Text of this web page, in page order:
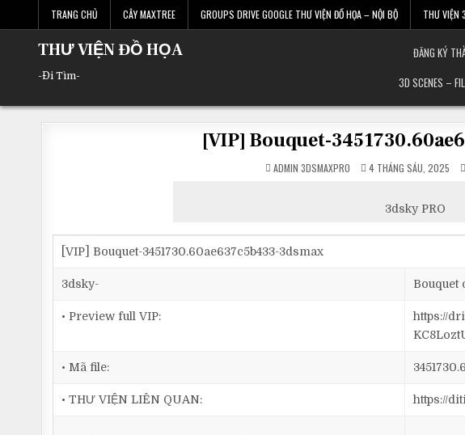
TRANG CHỦ CÂY MAXTREE GROUPS DRIVE GOOGLE THƯ VIỆN ĐỒ HỌA – NỘI BỘ THƯ VIỆN
THƯ VIỆN ĐỒ HỌA
-Đi Tìm-
ĐĂNG KÝ
3D SCENES –
[VIP] Bouquet-
ADMIN 3DSMAXPRO 4 THÁNG SÁU, 2025
3dsky PRO
[VIP] Bouquet-3451730.60ae637c5b433-3dsmax
3dsky- Bouquet
• Preview full VIP:
https://
• Mã file:
• THƯ VIỆN LIÊN QUAN: https://